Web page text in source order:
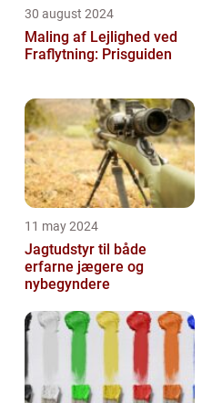
30 august 2024
Maling af Lejlighed ved
Fraflytning: Prisguiden
11 may 2024
Jagtudstyr til både
erfarne jægere og
nybegyndere